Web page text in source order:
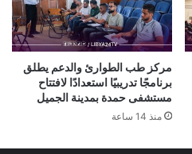
مركز طب الطوارئ والدعم يطلق
برنامجًا تدريبيًا استعدادًا لافتتاح
مستشفى حمدة بمدينة الجميل
منذ 14 ساعة